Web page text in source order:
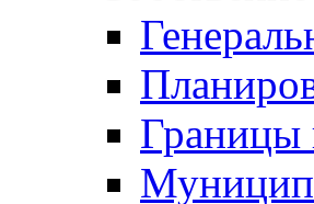
Границы